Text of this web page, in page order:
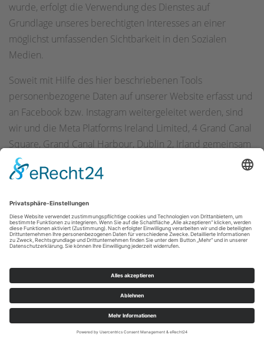
wurde, erfolgt die Verwendung des Dienstes auf
Grundlage unseres berechtigten Interesses an einer
möglichst umfassenden Sichtbarkeit in den Sozialen
Medien.
Soweit mit Hilfe des hier beschriebenen Tools
personenbezogene Daten auf unserer Website erfasst und
an Facebook bzw. Instagram weitergeleitet werden, sind
wir und die Meta Platforms Ireland Limited, 4 Grand Canal
Square, Grand Canal Harbour, Dublin 2, Irland gemeinsam
für diese Datenverarbeitung verantwortlich (Art. 26
DSGVO). Die gemeinsame Verantwortlichkeit beschränkt
deren Weitergabe an Facebook bzw. Instagram. Die nach
der Weiterleitung erfolgende Verarbeitung durch
Facebook bzw. Instagram ist nicht Teil der gemeinsamen
Verpflichtungen wurden in einer Vereinbarung über
gemeinsame Verarbeitung festgehalten. Den Wortlaut der
Vereinbarung finden Sie
unter:
https://www.facebook.com/legal/controller_addendum
Laut dieser Vereinbarung sind wir für die Erteilung der